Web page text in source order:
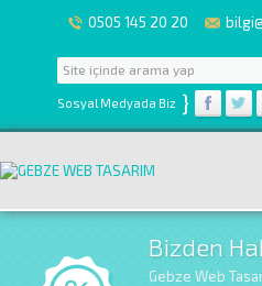
0505 145 20 20
Sosyal Medyada Biz }
Bizden
Gebze Web